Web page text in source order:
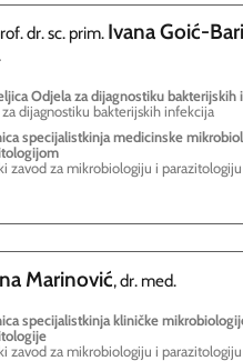
dr. sc. prim. IvanaGoić-
Odjela za dijagnostiku bakterijskih
dijagnostiku bakterijskih infekcija
specijalistkinja medicinske
zavod za mikrobiologiju i parazitologiju
Marinović, dr. med.
specijalistkinja kliničke
zavod za mikrobiologiju i parazitologiju